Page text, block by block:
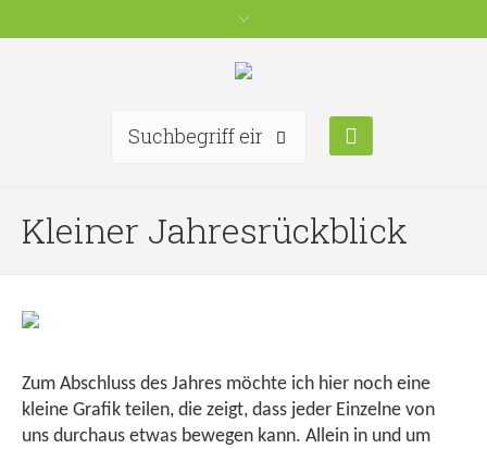
Kleiner Jahresrückblick
Zum Abschluss des Jahres möchte ich hier noch eine
kleine Grafik teilen, die zeigt, dass jeder Einzelne von
uns durchaus etwas bewegen kann. Allein in und um